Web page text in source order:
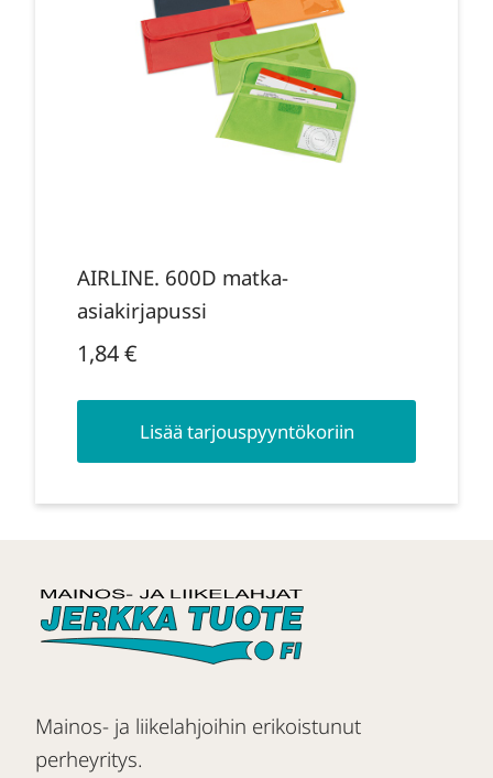
AIRLINE. 600D matka-
asiakirjapussi
1,84€
Lisää tarjouspyyntökoriin
Mainos- ja liikelahjoihin erikoistunut
perheyritys.